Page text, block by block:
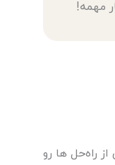
مهمه!
راه‌حل ها رو